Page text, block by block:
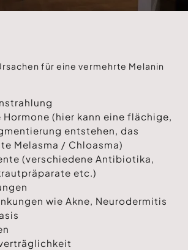
für eine vermehrte Melanin
(hier kann eine flächige,
entstehen, das
Melasma / Chloasma)
(verschiedene Antibiotika,
etc.)
wie Akne, Neurodermitis